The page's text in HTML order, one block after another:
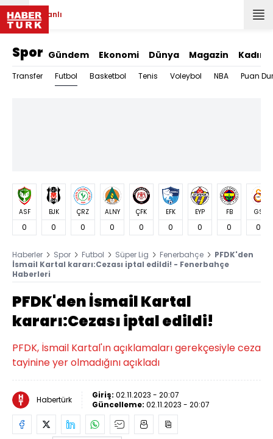
Canlı
Spor Gündem Ekonomi Dünya Magazin Kadın
Transfer Futbol Basketbol Tenis Voleybol NBA Puan
ASF
0
BJK
0
ÇRZ
0
ALNY
0
ÇFK
0
EFK
0
EYP
0
FB
0
GS
0
Haberler Spor Futbol Süper Lig Fenerbahçe
PFDK'den
İsmail Kartal kararı:Cezası iptal edildi! - Fenerbahçe
Haberleri
PFDK'den İsmail Kartal
kararı:Cezası iptal edildi!
PFDK, İsmail Kartal'ın açıklamaları gerekçesiyle ceza
tayinine yer olmadığını açıkladı
Habertürk Giriş: 02.11.2023 - 20:07
Güncelleme: 02.11.2023 - 20:07